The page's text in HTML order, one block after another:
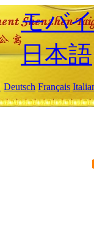
モバ
日本語
Deutsch Français